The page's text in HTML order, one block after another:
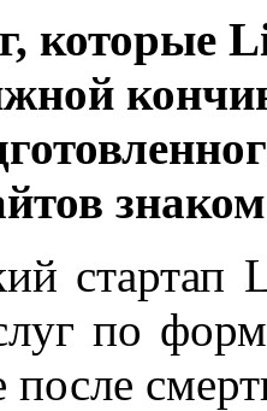
которые
стартап
по
после